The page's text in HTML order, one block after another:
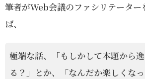
筆者がWeb会議のファシリテーター
ば、
極端な話、「もしかして本題から
る？」とか、「なんだか楽しくな